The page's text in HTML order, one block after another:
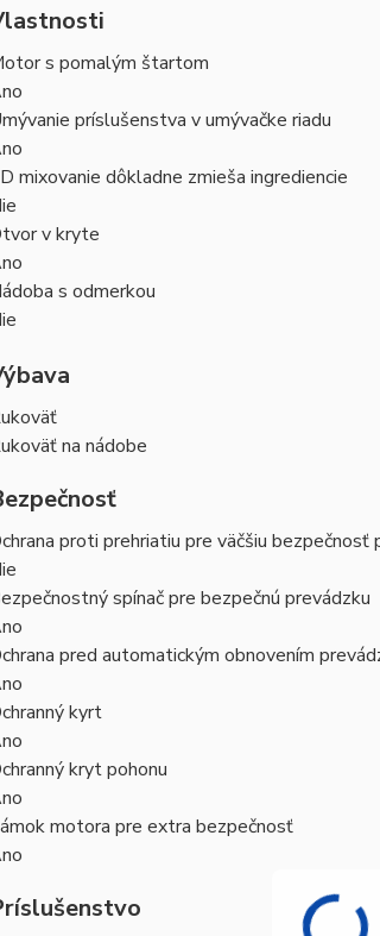
s pomalým štartom
príslušenstva v umývačke riadu
mixovanie dôkladne zmieša ingrediencie
v kryte
s odmerkou
na nádobe
proti prehriatiu pre väčšiu bezpečnosť
spínač pre bezpečnú prevádzku
pred automatickým obnovením
kyrt
kryt pohonu
motora pre extra bezpečnosť